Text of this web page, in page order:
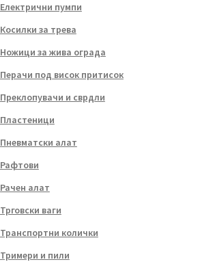
Електрични пумпи
Косилки за трева
Ножици за жива ограда
Перачи под висок притисок
Преклопувачи и сврдли
Пластеници
Пневматски алат
Рафтови
Рачен алат
Трговски ваги
Транспортни колички
Тримери и пили